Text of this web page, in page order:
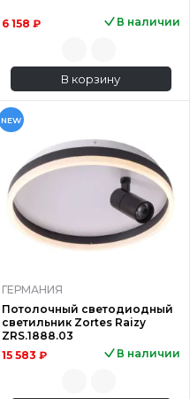
6 158 ₽ В наличии
В корзину
NEW
ГЕРМАНИЯ
Потолочный светодиодный
светильник Zortes Raizy
ZRS.1888.03
15 583 ₽
В наличии